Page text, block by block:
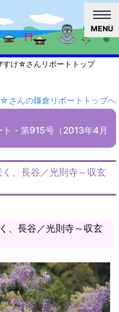
MENU
すけ☆さんリポートトップ
さんの鎌倉リポートトップへ
・第915号（2013年4月
、長谷／光則寺～収玄
、長谷／光則寺～収玄